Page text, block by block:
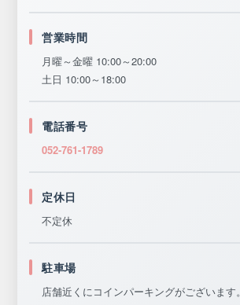
営業時間
月曜～金曜 10:00～20:00
土日 10:00～18:00
電話番号
052-761-1789
定休日
不定休
駐車場
店舗近くにコインパーキングがございます。